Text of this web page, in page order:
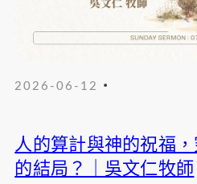
2026-06-12 ・
人的算計與神的祝福
的結局？｜吳文仁牧師